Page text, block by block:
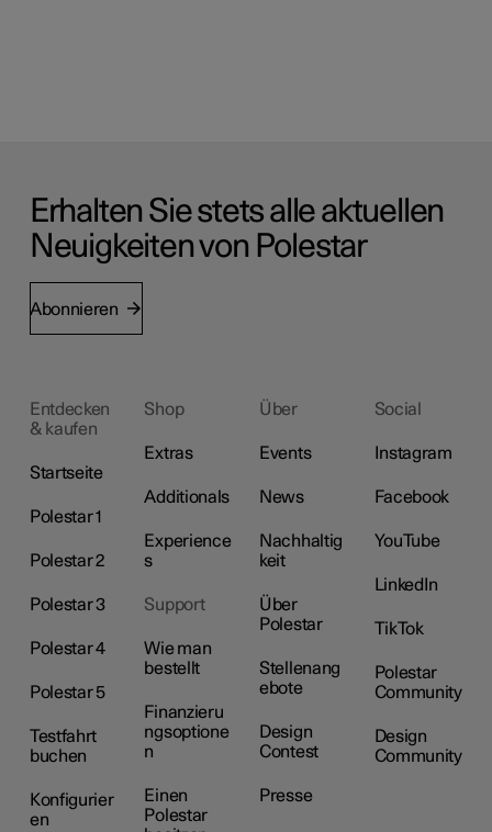
Erhalten Sie stets alle aktuellen
Neuigkeiten von Polestar
Abonnieren
Entdecken
& kaufen
Startseite
Polestar 1
Polestar 2
Polestar 3
Polestar 4
Polestar 5
Testfahrt
buchen
Konfigurier
en
Shop
Extras
Additionals
Experience
s
Support
Wie man
bestellt
Finanzieru
ngsoptione
n
Einen
Polestar
Über
Events
News
Nachhaltig
keit
Über
Polestar
Stellenang
ebote
Design
Contest
Presse
Social
Instagram
Facebook
YouTube
LinkedIn
TikTok
Polestar
Community
Design
Community